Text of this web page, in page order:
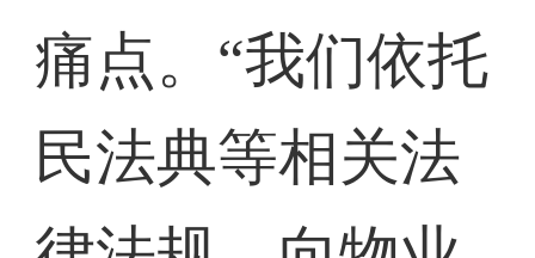
痛点。“我们依托
民法典等相关法